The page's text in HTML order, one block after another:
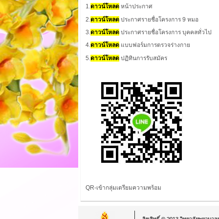
1.ดาวน์โหลด หน้าประกาศ
2. ดาวน์โหลด ประกาศรายชื่อโครงการ 9 หมอ
3.ดาวน์โหลด ประกาศรายชื่อโครงการ บุคคลทั่วไป
4.ดาวน์โหลด แบบฟอร์มการตรวจร่างกาย
5. ดาวน์โหลด ปฏิทินการรับสมัคร
QR-เข้ากลุ่มเตรียมความพร้อม